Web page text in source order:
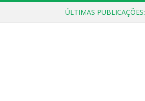
ÚLTIMAS PUBLICAÇÕES: